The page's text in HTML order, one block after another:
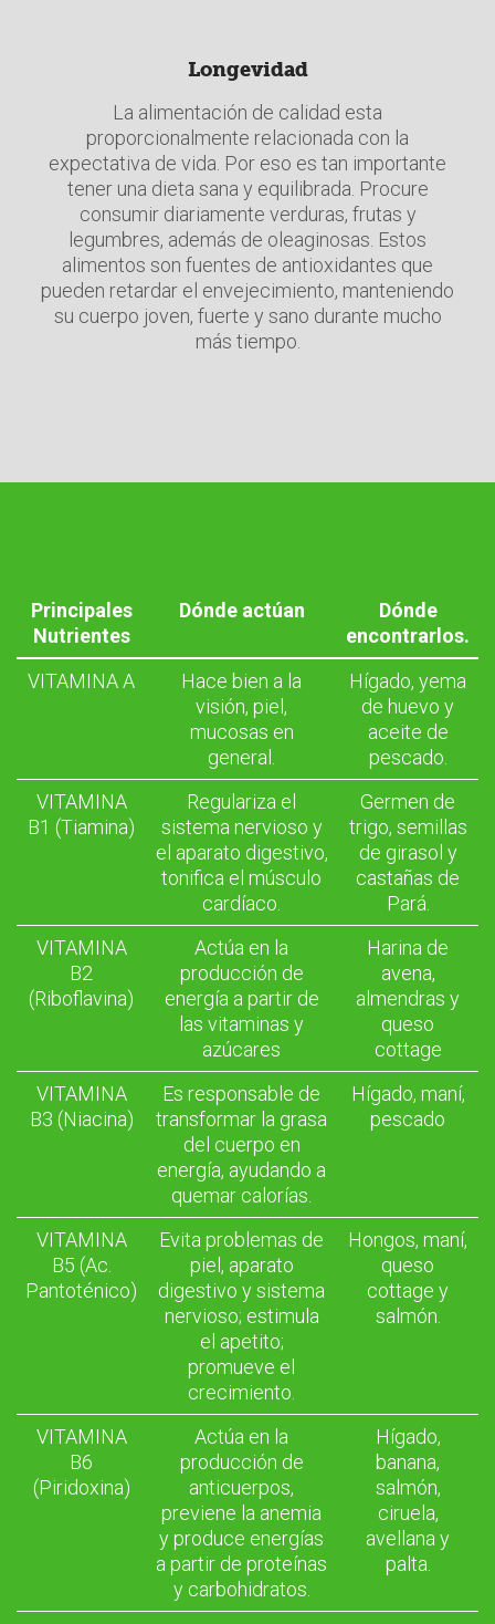
Longevidad
La alimentación de calidad esta
proporcionalmente relacionada con la
expectativa de vida. Por eso es tan importante
tener una dieta sana y equilibrada. Procure
consumir diariamente verduras, frutas y
legumbres, además de oleaginosas. Estos
alimentos son fuentes de antioxidantes que
pueden retardar el envejecimiento, manteniendo
su cuerpo joven, fuerte y sano durante mucho
más tiempo.
Principales
Nutrientes
Dónde actúan
Dónde
encontrarlos.
VITAMINA A
Hace bien a la
visión, piel,
mucosas en
general.
Hígado, yema
de huevo y
aceite de
pescado.
VITAMINA
B1 (Tiamina)
Regulariza el
sistema nervioso y
el aparato digestivo,
tonifica el músculo
cardíaco.
Germen de
trigo, semillas
de girasol y
castañas de
Pará.
VITAMINA
B2
(Riboflavina)
Actúa en la
producción de
energía a partir de
las vitaminas y
azúcares
Harina de
avena,
almendras y
queso
cottage
VITAMINA
B3 (Niacina)
Es responsable de
transformar la grasa
del cuerpo en
energía, ayudando a
quemar calorías.
Hígado, maní,
pescado
VITAMINA
B5 (Ac.
Pantoténico)
Evita problemas de
piel, aparato
digestivo y sistema
nervioso; estimula
el apetito;
promueve el
crecimiento.
Hongos, maní,
queso
cottage y
salmón.
VITAMINA
B6
(Piridoxina)
Actúa en la
producción de
anticuerpos,
previene la anemia
y produce energías
a partir de proteínas
y carbohidratos.
Hígado,
banana,
salmón,
ciruela,
avellana y
palta.